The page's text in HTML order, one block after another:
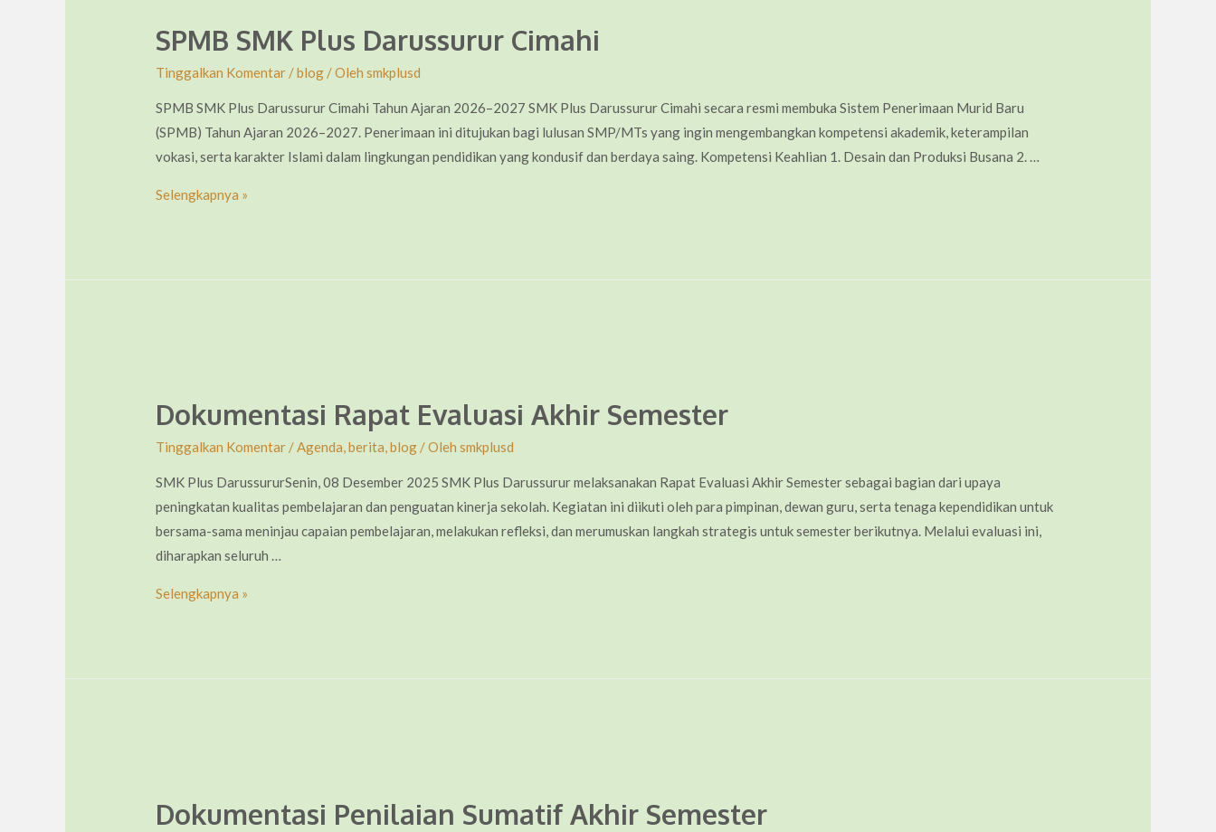
SPMB SMK Plus Darussurur Cimahi
Tinggalkan Komentar /blog / Olehsmkplusd
SPMB SMK Plus Darussurur Cimahi Tahun Ajaran 2026–2027 SMK Plus Darussurur Cimahi secara resmi membuka Sistem Penerimaan Murid Baru
(SPMB) Tahun Ajaran 2026–2027. Penerimaan ini ditujukan bagi lulusan SMP/MTs yang ingin mengembangkan kompetensi akademik, keterampilan
vokasi, serta karakter Islami dalam lingkungan pendidikan yang kondusif dan berdaya saing. Kompetensi Keahlian 1. Desain dan Produksi Busana 2. …
SPMB
Selengkapnya »
Dokumentasi Rapat Evaluasi Akhir Semester
Tinggalkan Komentar /Agenda,berita,blog / Olehsmkplusd
SMK Plus DarussururSenin, 08 Desember 2025 SMK Plus Darussurur melaksanakan Rapat Evaluasi Akhir Semester sebagai bagian dari upaya
peningkatan kualitas pembelajaran dan penguatan kinerja sekolah. Kegiatan ini diikuti oleh para pimpinan, dewan guru, serta tenaga kependidikan untuk
bersama-sama meninjau capaian pembelajaran, melakukan refleksi, dan merumuskan langkah strategis untuk semester berikutnya. Melalui evaluasi ini,
diharapkan seluruh …
Dokumentasi
Selengkapnya »
Dokumentasi Penilaian Sumatif Akhir Semester